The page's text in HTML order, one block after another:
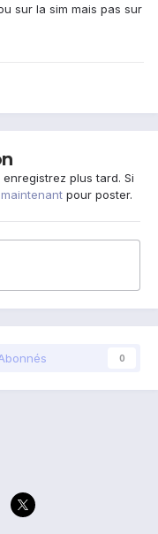
sur la sim mais pas sur
plus tard. Si
pour poster.
0